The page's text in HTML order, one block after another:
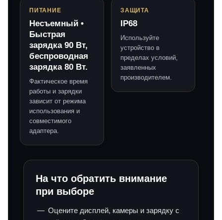
ПИТАНИЕ
Несъемный •
Быстрая
зарядка 90 Вт,
беспроводная
зарядка 80 Вт.
Фактическое время
работы и зарядки
зависит от режима
использования и
совместимого
адаптера.
ЗАЩИТА
IP68
Используйте
устройство в
пределах условий,
заявленных
производителем.
На что обратить внимание
при выборе
Оцените дисплей, камеры и зарядку с